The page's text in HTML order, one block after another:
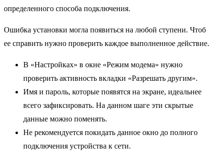
определенного способа подключения.
Ошибка установки могла появиться на любой ступени. Чтоб
ее справить нужно проверить каждое выполненное действие.
В «Настройках» в окне «Режим модема» нужно
проверить активность вкладки «Разрешать другим».
Имя и пароль, которые появятся на экране, идеальнее
всего зафиксировать. На данном шаге эти скрытые
данные можно поменять.
Не рекомендуется покидать данное окно до полного
подключения устройства к сети.